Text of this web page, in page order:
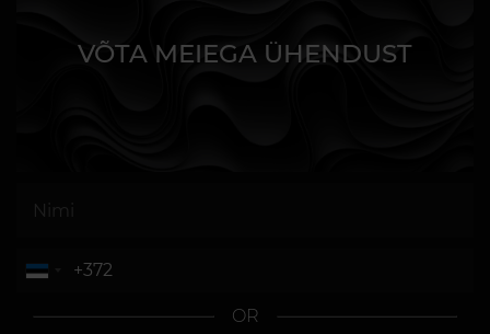
VÕTA MEIEGA ÜHENDUST
OR